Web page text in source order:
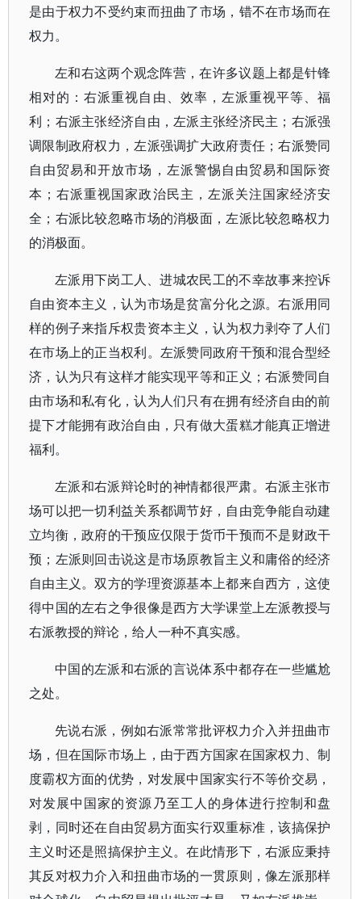
是由于权力不受约束而扭曲了市场，错不在市场而在
权力。
左和右这两个观念阵营，在许多议题上都是针锋
相对的：右派重视自由、效率，左派重视平等、福
利；右派主张经济自由，左派主张经济民主；右派强
调限制政府权力，左派强调扩大政府责任；右派赞同
自由贸易和开放市场，左派警惕自由贸易和国际资
本；右派重视国家政治民主，左派关注国家经济安
全；右派比较忽略市场的消极面，左派比较忽略权力
的消极面。
左派用下岗工人、进城农民工的不幸故事来控诉
自由资本主义，认为市场是贫富分化之源。右派用同
样的例子来指斥权贵资本主义，认为权力剥夺了人们
在市场上的正当权利。左派赞同政府干预和混合型经
济，认为只有这样才能实现平等和正义；右派赞同自
由市场和私有化，认为人们只有在拥有经济自由的前
提下才能拥有政治自由，只有做大蛋糕才能真正增进
福利。
左派和右派辩论时的神情都很严肃。右派主张市
场可以把一切利益关系都调节好，自由竞争能自动建
立均衡，政府的干预应仅限于货币干预而不是财政干
预；左派则回击说这是市场原教旨主义和庸俗的经济
自由主义。双方的学理资源基本上都来自西方，这使
得中国的左右之争很像是西方大学课堂上左派教授与
右派教授的辩论，给人一种不真实感。
中国的左派和右派的言说体系中都存在一些尴尬
之处。
先说右派，例如右派常常批评权力介入并扭曲市
场，但在国际市场上，由于西方国家在国家权力、制
度霸权方面的优势，对发展中国家实行不等价交易，
对发展中国家的资源乃至工人的身体进行控制和盘
剥，同时还在自由贸易方面实行双重标准，该搞保护
主义时还是照搞保护主义。在此情形下，右派应秉持
其反对权力介入和扭曲市场的一贯原则，像左派那样